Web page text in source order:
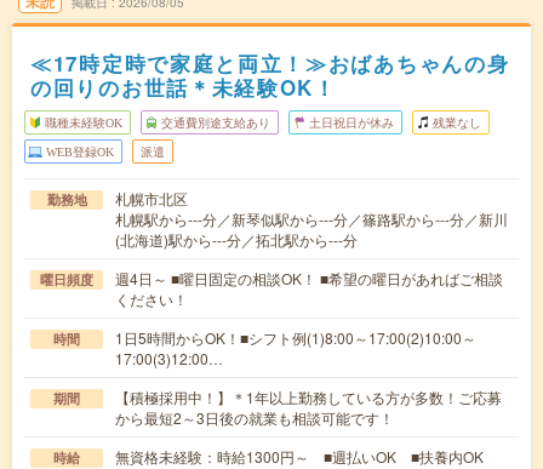
≪17時定時で家庭と両立！≫おばあちゃんの身
の回りのお世話＊未経験OK！
職種未経験OK 交通費別途支給あり 土日祝日が休み 残業なし
WEB登録OK 派遣
勤務地
札幌市北区
札幌駅から---分／新琴似駅から---分／篠路駅から---分／新川
(北海道)駅から---分／拓北駅から---分
曜日頻度
週4日～ ■曜日固定の相談OK！ ■希望の曜日があればご相談
ください！
時間
1日5時間からOK！■シフト例(1)8:00～17:00(2)10:00～
17:00(3)12:00…
期間
【積極採用中！】＊1年以上勤務している方が多数！ご応募
から最短2～3日後の就業も相談可能です！
時給 無資格未経験：時給1300円～ ■週払いOK ■扶養内OK